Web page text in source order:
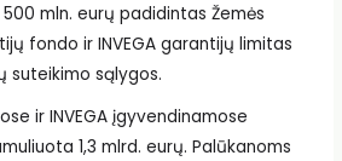
mln. eurų padidintas Žemės
fondo ir INVEGA garantijų limitas
suteikimo sąlygos.
ir INVEGA įgyvendinamose
1,3 mlrd. eurų. Palūkanoms